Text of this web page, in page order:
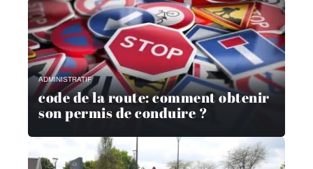
ADMINISTRATIF
code de la route: comment obtenir
son permis de conduire ?